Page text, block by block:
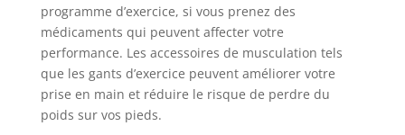
programme d’exercice, si vous prenez des
médicaments qui peuvent affecter votre
performance. Les accessoires de musculation tels
que les gants d’exercice peuvent améliorer votre
prise en main et réduire le risque de perdre du
poids sur vos pieds.